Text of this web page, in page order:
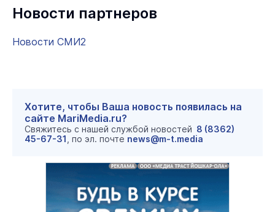
Новости партнеров
Новости СМИ2
Хотите, чтобы Ваша новость появилась на
сайте MariMedia.ru?
Свяжитесь с нашей службой новостей 8 (8362)
45-67-31 , по эл. почте news@m-t.media